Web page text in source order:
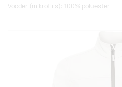
Vooder (mikrofliis): 100% polüester.